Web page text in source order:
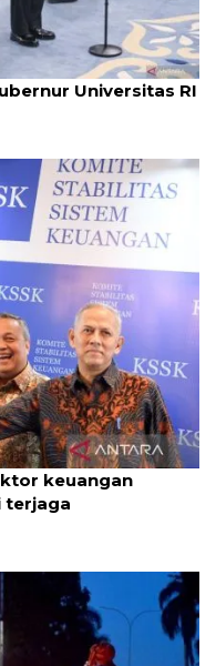
Universitas RI
keuangan
terjaga